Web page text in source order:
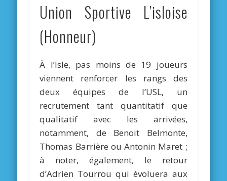
Union Sportive L’isloise
(Honneur)
À l’Isle, pas moins de 19 joueurs
viennent renforcer les rangs des
deux équipes de l’USL, un
recrutement tant quantitatif que
qualitatif avec les arrivées,
notamment, de Benoit Belmonte,
Thomas Barrière ou Antonin Maret ;
à noter, également, le retour
d’Adrien Tourrou qui évoluera aux